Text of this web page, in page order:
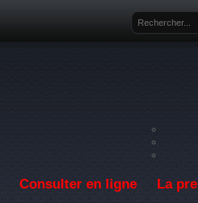
Consulter en ligne La